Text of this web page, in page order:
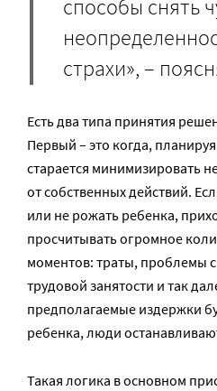
способы снять
страхи», –
Есть два типа принятия
Первый – это когда,
старается минимизировать
от собственных действий.
или не рожать ребенка,
просчитывать огромное
моментов: траты, проблемы
трудовой занятости и так
предполагаемые издержки
ребенка, люди
Такая логика в основном